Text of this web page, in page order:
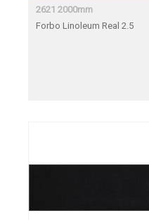
2621 2000mm
Forbo Linoleum Real 2.5